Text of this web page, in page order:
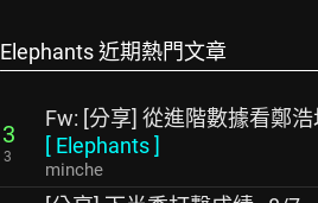
Elephants 近期熱門文章
3
3
Fw: [分享] 從進階數據看鄭
[ Elephants]
minche